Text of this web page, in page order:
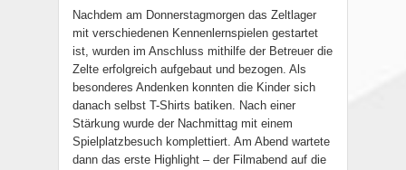
Nachdem am Donnerstagmorgen das Zeltlager
mit verschiedenen Kennenlernspielen gestartet
ist, wurden im Anschluss mithilfe der Betreuer die
Zelte erfolgreich aufgebaut und bezogen. Als
besonderes Andenken konnten die Kinder sich
danach selbst T-Shirts batiken. Nach einer
Stärkung wurde der Nachmittag mit einem
Spielplatzbesuch komplettiert. Am Abend wartete
dann das erste Highlight – der Filmabend auf die